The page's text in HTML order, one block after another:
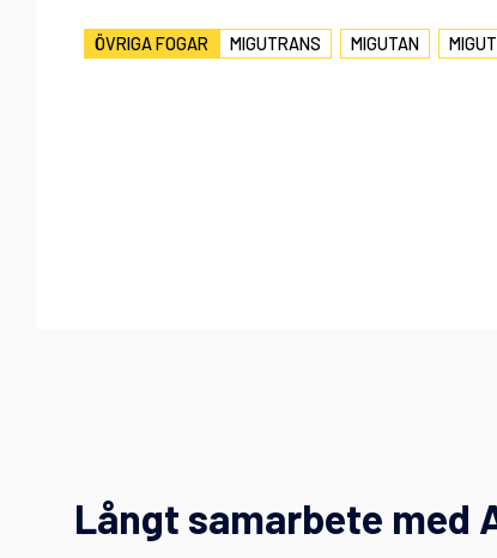
ÖVRIGA FOGAR MIGUTRANS MIGUTAN
Långt samarbete med